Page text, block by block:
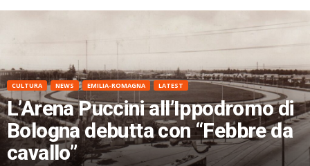
CULTURA NEWS EMILIA-ROMAGNA LATEST
L’Arena Puccini all’Ippodromo di
Bologna debutta con “Febbre da
cavallo”